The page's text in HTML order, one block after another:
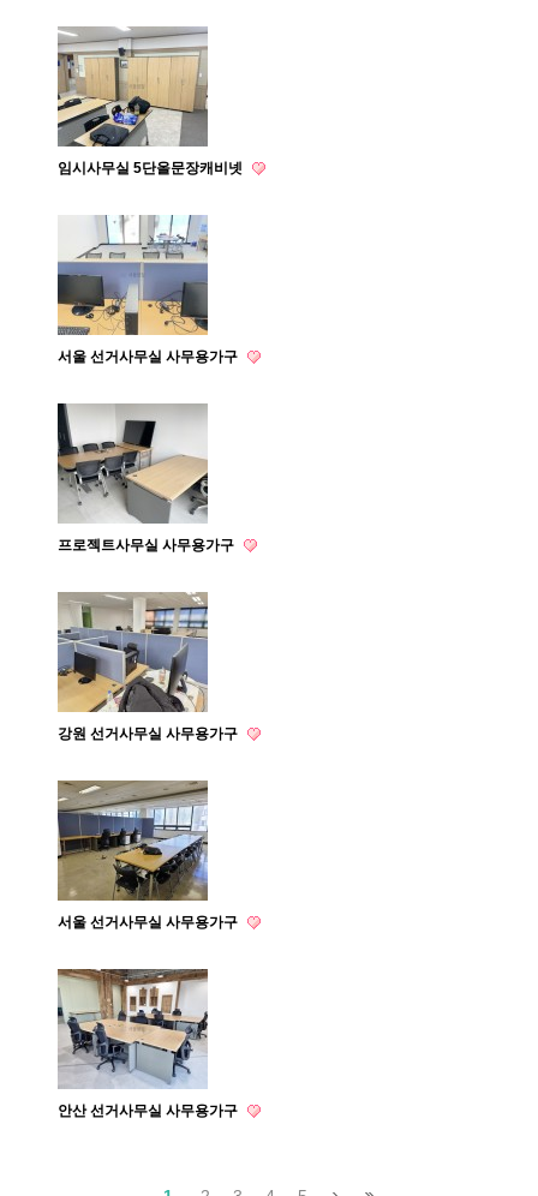
임시사무실 5단올문장캐비넷
서울 선거사무실 사무용가구
프로젝트사무실 사무용가구
강원 선거사무실 사무용가구
서울 선거사무실 사무용가구
안산 선거사무실 사무용가구